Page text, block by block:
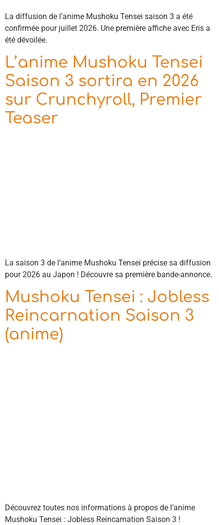
La diffusion de l’anime Mushoku Tensei saison 3 a été
confirmée pour juillet 2026. Une première affiche avec Eris a
été dévoilée.
L’anime Mushoku Tensei
Saison 3 sortira en 2026
sur Crunchyroll, Premier
Teaser
La saison 3 de l’anime Mushoku Tensei précise sa diffusion
pour 2026 au Japon ! Découvre sa première bande-annonce.
Mushoku Tensei : Jobless
Reincarnation Saison 3
(anime)
Découvrez toutes nos informations à propos de l’anime
Mushoku Tensei : Jobless Reincarnation Saison 3 !